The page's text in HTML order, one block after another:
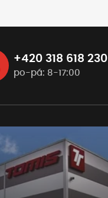
+420 318 618 230
po-pá: 8-17:00